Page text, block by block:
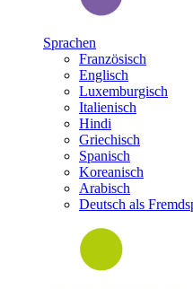
Sprachen
Französisch
Englisch
Luxemburgisch
Italienisch
Hindi
Griechisch
Spanisch
Koreanisch
Arabisch
Deutsch als